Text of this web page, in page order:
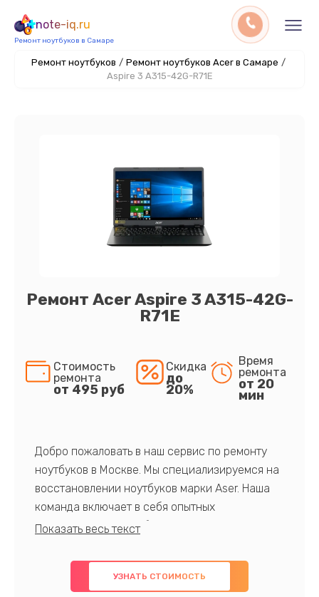
note-iq.ru
Ремонт ноутбуков в Самаре
Ремонт ноутбуков / Ремонт ноутбуков Acer в Самаре /
Aspire 3 A315-42G-R71E
Ремонт Acer Aspire 3 A315-42G-
R71E
Стоимость
ремонта
от 495 руб
Скидка
до
20%
Время
ремонта
от 20
мин
Добро пожаловать в наш сервис по ремонту
ноутбуков в Москве. Мы специализируемся на
восстановлении ноутбуков марки Aser. Наша
команда включает в себя опытных
профессионалов с обширными знаниями и
предлагаем быстрый и качественный ремонт с
использованием оригинальных компонентов, а
УЗНАТЬ СТОИМОСТЬ